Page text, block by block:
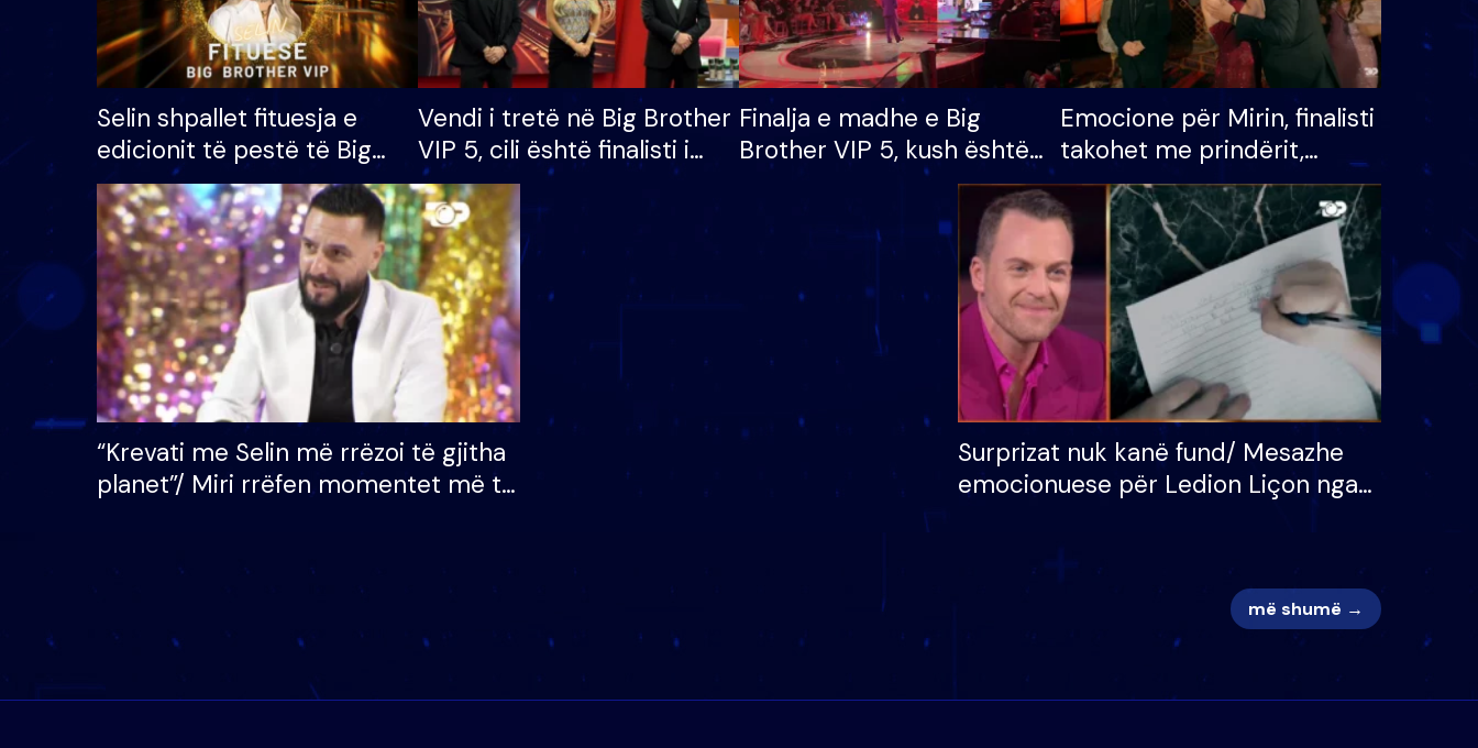
Selin shpallet fituesja e
edicionit të pestë të Big
Brother VIP, rrëmben
çmimin e madh prej 100
mijë eurosh
Vendi i tretë në Big Brother
VIP 5, cili është finalisti i
radhës që lë shtëpinë
Finalja e madhe e Big
Brother VIP 5, kush është
banori i parë që lë shtëpinë
dhe humb mundësinë për
të fituar çmimin e madh
Emocione për Mirin, finalisti
takohet me prindërit,
vajzën dhe bashkëshorten:
S’kemi ndonjë letër divorci
apo jo?
“Krevati me Selin më rrëzoi të gjitha
planet”/ Miri rrëfen momentet më të
Surprizat nuk kanë fund/ Mesazhe
emocionuese për Ledion Liçon nga
më shumë →